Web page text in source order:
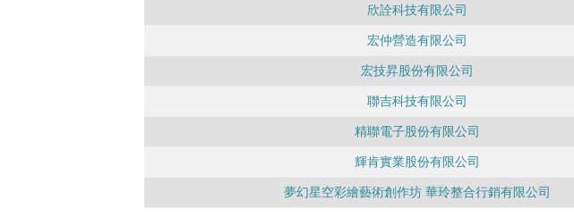
欣詮科技有限公司
宏仲營造有限公司
宏技昇股份有限公司
聯吉科技有限公司
精聯電子股份有限公司
輝肯實業股份有限公司
夢幻星空彩繪藝術創作坊 華玲整合行銷有限公司